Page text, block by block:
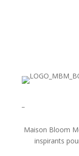
Maison Bloom
inspirants